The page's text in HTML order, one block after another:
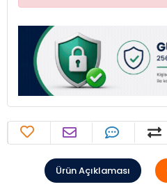
Ürün Açıklaması